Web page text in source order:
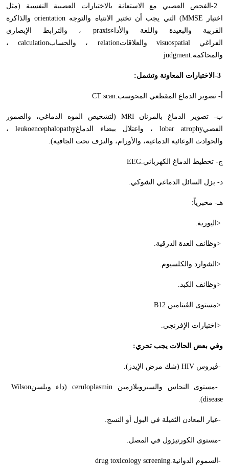
-2الفحص العصبي مع الاستعانة بالاختبارات العصبية النفسية (مثل
اختبار
(MMSE التي يجب أن تختبر الانتباه والتوجه orientation والذاكرة
القريبة والبعيدة واللغة والأداءpraxis ، والترابط الإبصاري
الفراغي visuospatial والعلاقاتrelation ، والحسابcalculation ،
والمحاكمةjudgment.
-3 الاختبارات المعاونة وتشمل:
أ- تصوير الدماغ المقطعي المحوسبCT scan.
ب- تصوير الدماغ بالمرنان MRI (لتشخيص الموه الدماغي، والضمور
الفصيlobar atrophy ، واعتلال بيضاء الدماغleukoencephalopathy ،
والحوادث الوعائية الدماغية، والأورام، والنزف تحت الجافية).
ج- تخطيط الدماغ الكهربائيEEG.
د- بزل السائل الدماغي الشوكي.
هـ- مخبرياً:
> اليورية.
>وظائف الغدة الدرقية.
> الشوارد والكلسيوم.
>وظائف الكبد.
>مستوى الڤيتامينB12.
> اختبارات الإفرنجي.
وفي بعض الحالات يجب تحري:
-ڤيروس HIV (شك مرض الإيدز).
-مستوى النحاس والسيروبلازمين ceruloplasmin (داء ويلسنWilson
disease
).
-عيار المعادن الثقيلة في البول أو النسج.
-مستوى الكورتيزول في المصل.
- السموم الدوائيةdrug toxicology screening.